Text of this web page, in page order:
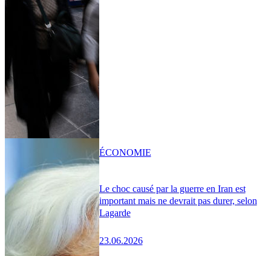
Le choc causé par la guerre en Iran est
important mais ne devrait pas durer, selon
Lagarde
23.06.2026
ÉCONOMIE